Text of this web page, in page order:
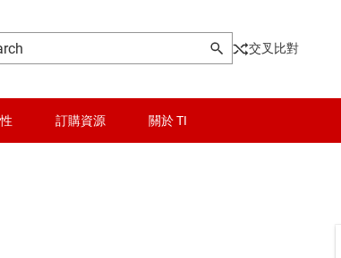
交叉比對
訂購資源 關於 TI